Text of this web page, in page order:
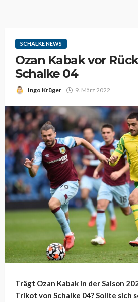
SCHALKE NEWS
Ozan Kabak vor
Schalke 04
Ingo Krüger 9. März 2022
Trägt Ozan Kabak in der Saison
Trikot von Schalke 04? Sollte sich